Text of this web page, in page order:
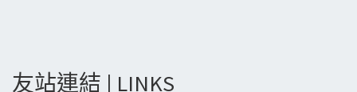
友站連結 | LINKS